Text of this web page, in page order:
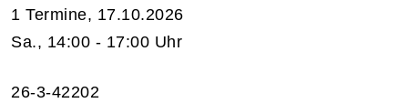
1 Termine, 17.10.2026
Sa., 14:00 - 17:00 Uhr
26-3-42202